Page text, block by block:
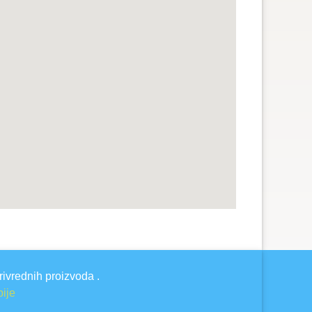
proizvoda .